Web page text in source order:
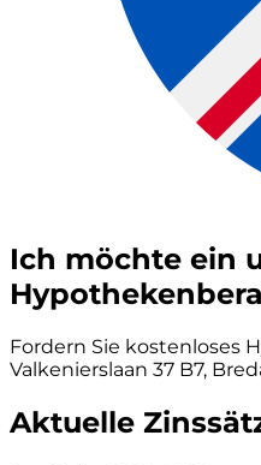
Ich möchte ein
Fordern Sie kostenloses
Valkenierslaan 37 B7,
Aktuelle